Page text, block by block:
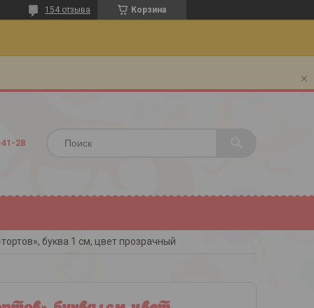
Корзина
154 отзыва
28
буква 1 см, цвет прозрачный